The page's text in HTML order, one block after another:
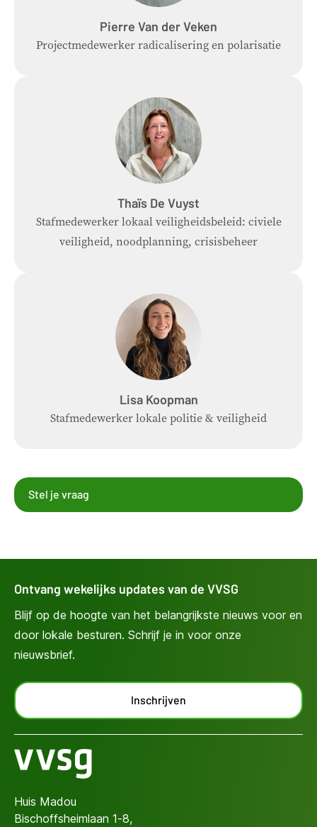
Pierre Van der Veken
Projectmedewerker radicalisering en polarisatie
Thaïs De Vuyst
Stafmedewerker lokaal veiligheidsbeleid: civiele
veiligheid, noodplanning, crisisbeheer
Lisa Koopman
Stafmedewerker lokale politie & veiligheid
Stel je vraag
Ontvang wekelijks updates van de VVSG
Blijf op de hoogte van het belangrijkste nieuws voor en
door lokale besturen. Schrijf je in voor onze
nieuwsbrief.
Inschrijven
Huis Madou
Bischoffsheimlaan 1-8,